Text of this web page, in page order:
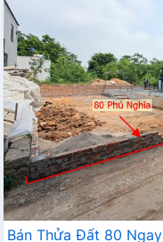
Bán Thửa Đất 80